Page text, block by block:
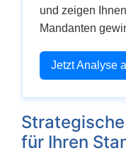
und zeigen
Mandanten
Jetzt Analyse
für Ihren